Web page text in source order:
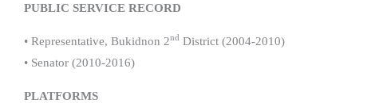
PUBLIC SERVICE RECORD
• Representative, Bukidnon 2nd District (2004-2010)
• Senator (2010-2016)
PLATFORMS